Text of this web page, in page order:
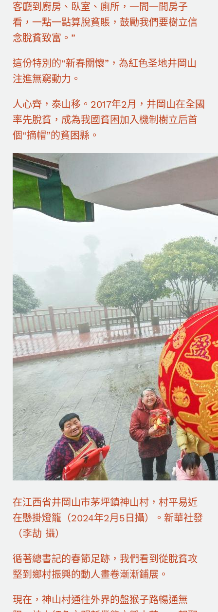
客廳到廚房、臥室、廁所，一間一間房子
看，一點一點算脫貧賬，鼓勵我們要樹立信
念脫貧致富。”
這份特別的“新春關懷”，為紅色圣地井岡山
注進無窮動力。
人心齊，泰山移。2017年2月，井岡山在全國
率先脫貧，成為我國貧困加入機制樹立后首
個“摘帽”的貧困縣。
在江西省井岡山市茅坪鎮神山村，村平易近
在懸掛燈籠（2024年2月5日攝）。新華社發
（李劼 攝）
循著總書記的春節足跡，我們看到從脫貧攻
堅到鄉村振興的動人畫卷漸漸鋪展。
現在，神山村通往外界的盤猴子路暢通無